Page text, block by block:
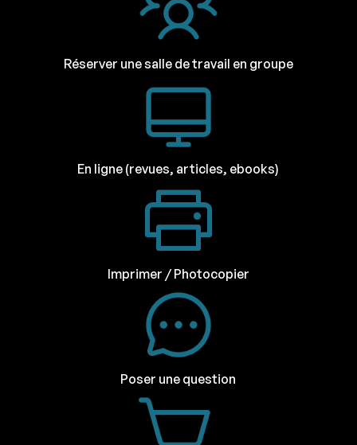
Réserver une salle de travail en groupe
En ligne (revues, articles, ebooks)
Imprimer / Photocopier
Poser une question